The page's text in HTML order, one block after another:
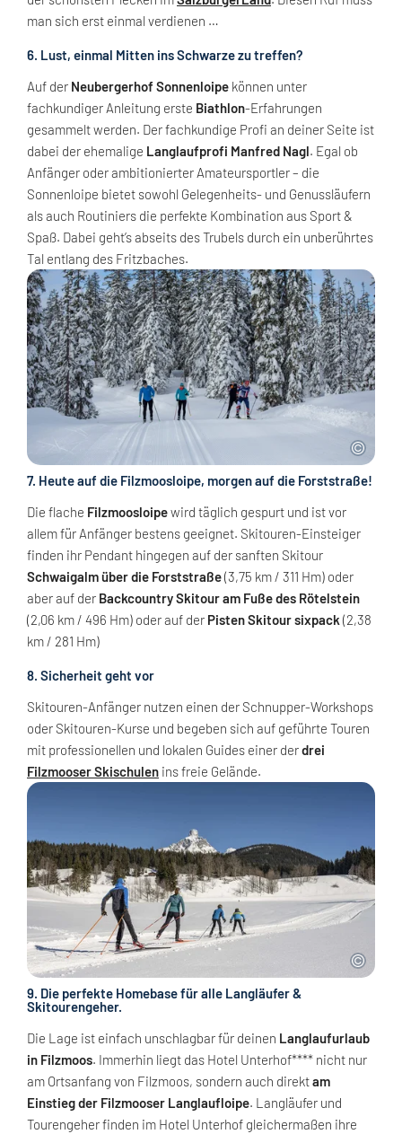
man sich erst einmal verdienen …
6. Lust, einmal Mitten ins Schwarze zu treffen?
Auf der Neubergerhof Sonnenloipe können unter
fachkundiger Anleitung erste Biathlon-Erfahrungen
gesammelt werden. Der fachkundige Profi an deiner Seite ist
dabei der ehemalige Langlaufprofi Manfred Nagl. Egal ob
Anfänger oder ambitionierter Amateursportler – die
Sonnenloipe bietet sowohl Gelegenheits- und Genussläufern
als auch Routiniers die perfekte Kombination aus Sport &
Spaß. Dabei geht’s abseits des Trubels durch ein unberührtes
Tal entlang des Fritzbaches.
7. Heute auf die Filzmoosloipe, morgen auf die Forststraße!
Die flache Filzmoosloipewird täglich gespurt und ist vor
allem für Anfänger bestens geeignet. Skitouren-Einsteiger
finden ihr Pendant hingegen auf der sanften Skitour
Schwaigalm über die Forststraße(3,75 km / 311 Hm) oder
aber auf der Backcountry Skitour am Fuße des Rötelstein
(2,06 km / 496 Hm) oder auf der Pisten Skitour sixpack (2,38
km / 281 Hm)
8. Sicherheit geht vor
Skitouren-Anfänger nutzen einen der Schnupper-Workshops
oder Skitouren-Kurse und begeben sich auf geführte Touren
mit professionellen und lokalen Guides einer derdrei
Filzmooser Skischulen ins freie Gelände.
9. Die perfekte Homebase für alle Langläufer &
Skitourengeher.
Die Lage ist einfach unschlagbar für deinen Langlaufurlaub
in Filzmoos. Immerhin liegt das Hotel Unterhof**** nicht nur
am Ortsanfang von Filzmoos, sondern auch direktam
Einstieg der Filzmooser Langlaufloipe. Langläufer und
Tourengeher finden im Hotel Unterhof gleichermaßen ihre